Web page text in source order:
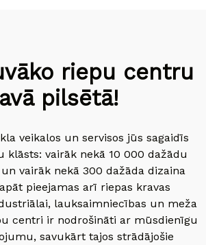
riepu centru
pilsētā!
veikalos un servisos jūs sagaidīs
klāsts: vairāk nekā 10 000 dažādu
vairāk nekā 300 dažāda dizaina
pieejamas arī riepas kravas
lauksaimniecības un meža
centri ir nodrošināti ar mūsdienīgu
savukārt tajos strādājošie